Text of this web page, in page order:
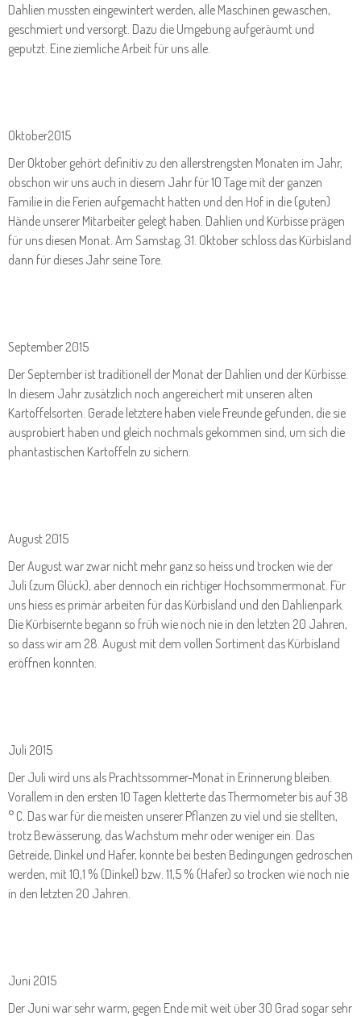
Dahlien mussten eingewintert werden, alle Maschinen gewaschen,
geschmiert und versorgt. Dazu die Umgebung aufgeräumt und
geputzt. Eine ziemliche Arbeit für uns alle.
Oktober2015
Der Oktober gehört definitiv zu den allerstrengsten Monaten im Jahr,
obschon wir uns auch in diesem Jahr für 10 Tage mit der ganzen
Familie in die Ferien aufgemacht hatten und den Hof in die (guten)
Hände unserer Mitarbeiter gelegt haben. Dahlien und Kürbisse prägen
für uns diesen Monat. Am Samstag, 31. Oktober schloss das Kürbisland
dann für dieses Jahr seine Tore.
September 2015
Der September ist traditionell der Monat der Dahlien und der Kürbisse.
In diesem Jahr zusätzlich noch angereichert mit unseren alten
Kartoffelsorten. Gerade letztere haben viele Freunde gefunden, die sie
ausprobiert haben und gleich nochmals gekommen sind, um sich die
phantastischen Kartoffeln zu sichern.
August 2015
Der August war zwar nicht mehr ganz so heiss und trocken wie der
Juli (zum Glück), aber dennoch ein richtiger Hochsommermonat. Für
uns hiess es primär arbeiten für das Kürbisland und den Dahlienpark.
Die Kürbisernte begann so früh wie noch nie in den letzten 20 Jahren,
so dass wir am 28. August mit dem vollen Sortiment das Kürbisland
eröffnen konnten.
Juli 2015
Der Juli wird uns als Prachtssommer-Monat in Erinnerung bleiben.
Vorallem in den ersten 10 Tagen kletterte das Thermometer bis auf 38
° C. Das war für die meisten unserer Pflanzen zu viel und sie stellten,
trotz Bewässerung, das Wachstum mehr oder weniger ein. Das
Getreide, Dinkel und Hafer, konnte bei besten Bedingungen gedroschen
werden, mit 10,1 % (Dinkel) bzw. 11,5 % (Hafer) so trocken wie noch nie
in den letzten 20 Jahren.
Juni 2015
Der Juni war sehr warm, gegen Ende mit weit über 30 Grad sogar sehr